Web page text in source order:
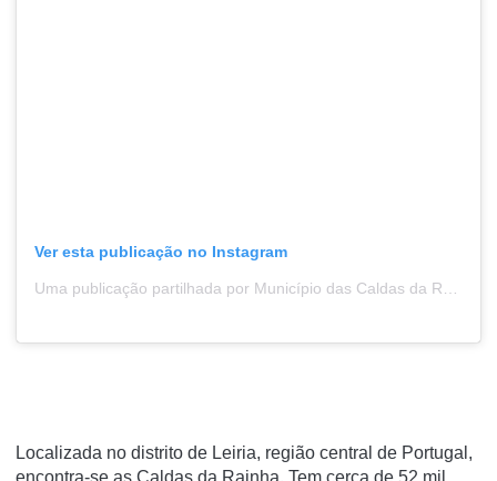
Ver esta publicação no Instagram
Localizada no distrito de Leiria, região central de Portugal,
encontra-se as Caldas da Rainha. Tem cerca de 52 mil